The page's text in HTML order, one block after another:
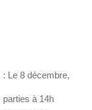
: Le 8 décembre,
parties à 14h